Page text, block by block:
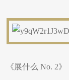
《展什么 No. 2